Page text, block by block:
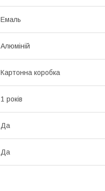
Емаль
Алюміній
Картонна коробка
1 років
Да
Да